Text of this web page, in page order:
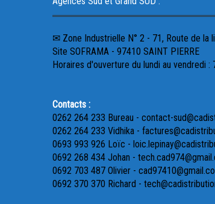
✉ Zone Industrielle N° 2 - 71, Route de la
Site SOFRAMA - 97410 SAINT PIERRE
Horaires d'ouverture du lundi au vendredi
Contacts :
0262 264 233 Bureau - contact-
0262 264 233 Vidhika -
0693 993 926 Loïc -
0692 268 434 Johan -
0692 703 487 Olivier -
0692 370 370 Richard -